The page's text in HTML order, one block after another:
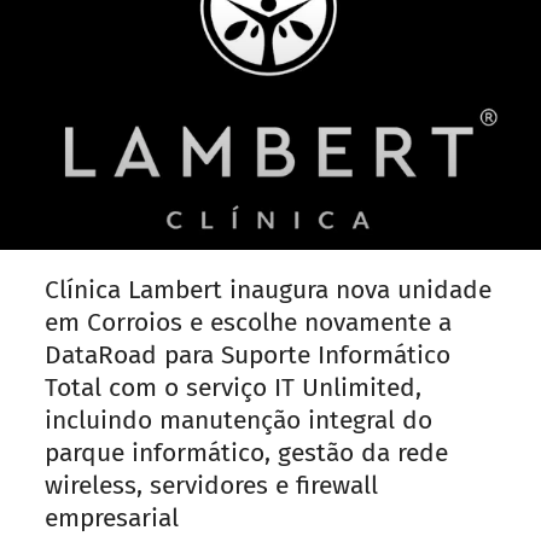
Clínica Lambert inaugura nova unidade
em Corroios e escolhe novamente a
DataRoad para Suporte Informático
Total com o serviço IT Unlimited,
incluindo manutenção integral do
parque informático, gestão da rede
wireless, servidores e firewall
empresarial